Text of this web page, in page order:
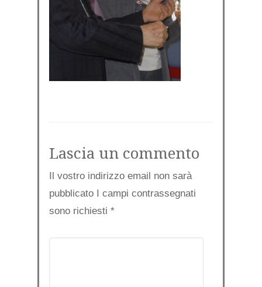
Lascia un commento
Il vostro indirizzo email non sarà
pubblicato I campi contrassegnati
sono richiesti *